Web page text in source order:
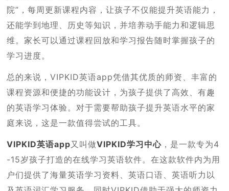
院”，每周更新课程内容，让孩子不仅能提升英语能力，
还能学到地理、历史等知识，并培养动手能力和逻辑思
维。家长可以通过课程回放和学习报告随时掌握孩子的
学习进度。
总的来说，VIPKID英语app凭借其优质的师资、丰富的
课程资源和便捷的功能设计，为孩子提供了高效、有趣
的英语学习体验。对于需要帮助孩子提升英语水平的家
庭来说，这是一款值得尝试的工具。
VIPKID英语app又叫做VIPKID学习中心 ，是一款专为4
-15岁孩子打造的在线学习英语软件。在这款软件内为用
户们提供了海量英语学习资料、英语口语、英语听力以